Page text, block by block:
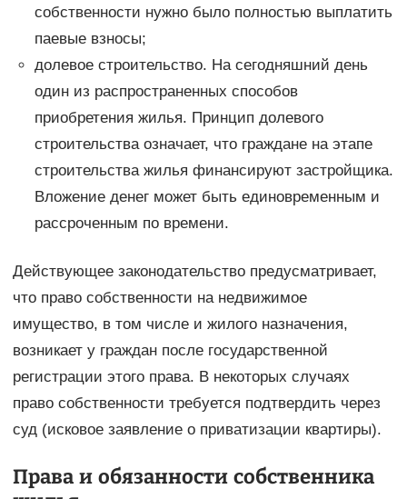
собственности нужно было полностью выплатить
паевые взносы;
долевое строительство. На сегодняшний день
один из распространенных способов
приобретения жилья. Принцип долевого
строительства означает, что граждане на этапе
строительства жилья финансируют застройщика.
Вложение денег может быть единовременным и
рассроченным по времени.
Действующее законодательство предусматривает,
что право собственности на недвижимое
имущество, в том числе и жилого назначения,
возникает у граждан после государственной
регистрации этого права. В некоторых случаях
право собственности требуется подтвердить через
суд (исковое заявление о приватизации квартиры).
Права и обязанности собственника